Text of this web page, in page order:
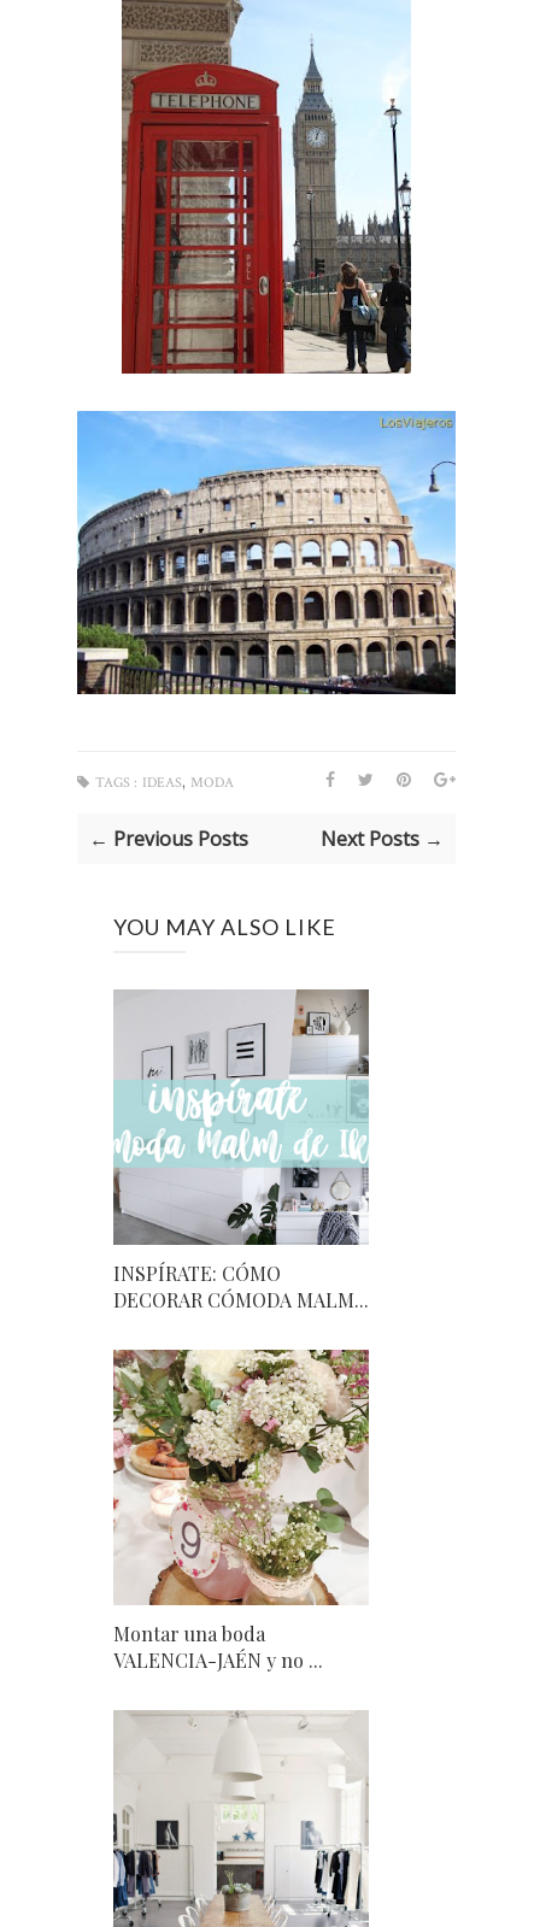
TAGS : IDEAS, MODA
← Previous Posts Next Posts →
YOU MAY ALSO LIKE
INSPÍRATE: CÓMO
DECORAR CÓMODA MALM...
Montar una boda
VALENCIA-JAÉN y no ...